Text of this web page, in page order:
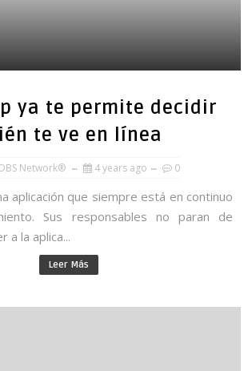
ya te permite decidir
te ve en línea
Network® 4 years ago 0
aplicación que siempre está en continuo
Sus responsables no paran de
a la aplica...
Leer Más